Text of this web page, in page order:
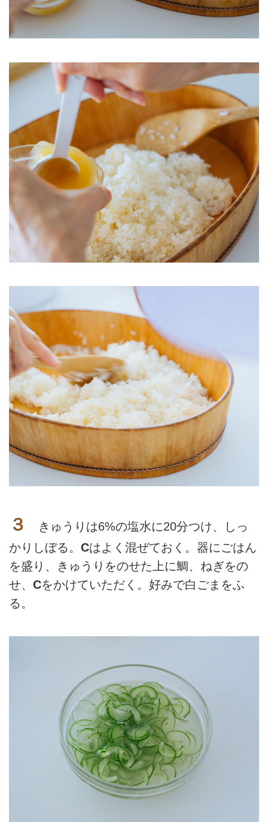
３
きゅうりは6%の塩水に20分つけ、しっ
かりしぼる。 Cはよく混ぜておく。器にごはん
を盛り、きゅうりをのせた上に鯛、ねぎをの
せ、 Cをかけていただく。好みで白ごまをふ
る。